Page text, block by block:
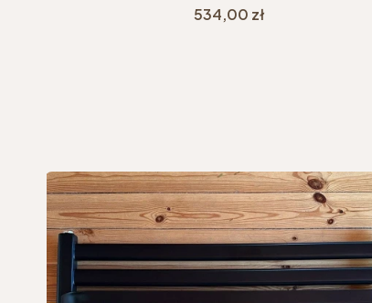
Cena
534,00 zł